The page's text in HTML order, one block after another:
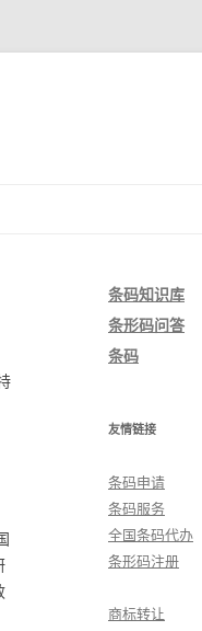
条码知识库
条形码问答
条码
友情链接
条码申请
条码服务
全国条码代办
条形码注册
商标转让